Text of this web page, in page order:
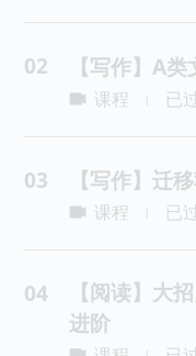
02 【写作】A
课程 已
03 【写作】迁
课程 已
04
【阅读】大
进阶